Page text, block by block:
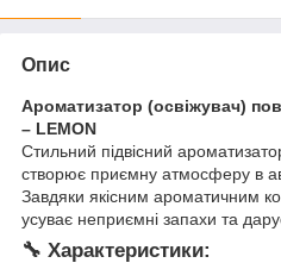
Опис
Ароматизатор (освіжувач)
– LEMON
Стильний підвісний
створює приємну атмосферу в
Завдяки якісним ароматичним
усуває неприємні запахи та
🔧 Характеристики: